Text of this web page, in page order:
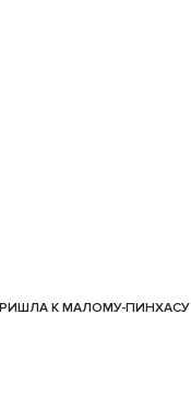
К МАЛОМУ-ПИНХАСУ